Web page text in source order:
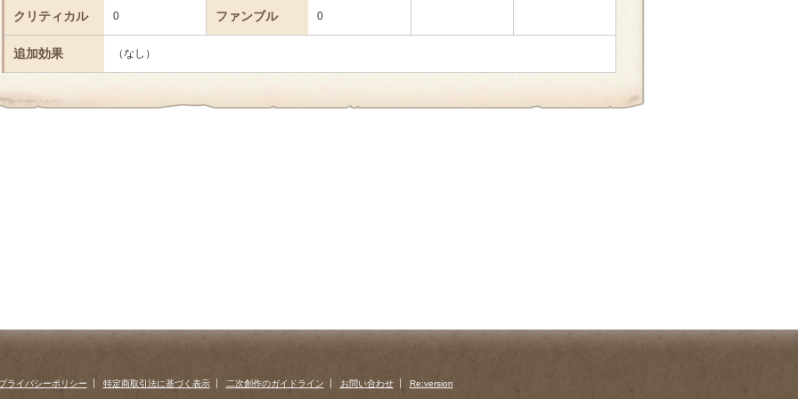
クリティカル 0 ファンブル 0
追加効果 （なし）
ライバシーポリシー 特定商取引法に基づく表示 二次創作のガイドライン お問い合わせ Re:version